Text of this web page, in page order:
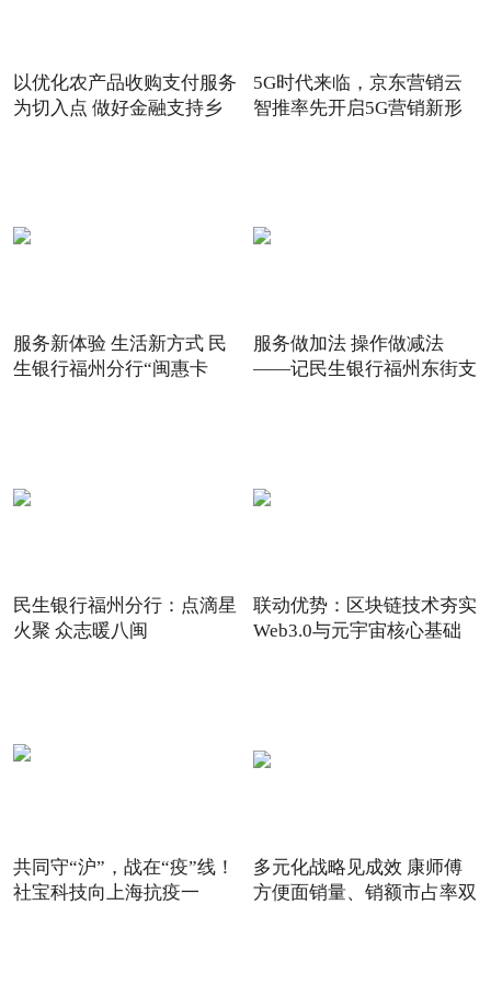
以优化农产品收购支付服务
为切入点 做好金融支持乡
5G时代来临，京东营销云
智推率先开启5G营销新形
服务新体验 生活新方式 民
生银行福州分行“闽惠卡
服务做加法 操作做减法
——记民生银行福州东街支
民生银行福州分行：点滴星
火聚 众志暖八闽
联动优势：区块链技术夯实
Web3.0与元宇宙核心基础
共同守“沪”，战在“疫”线！
社宝科技向上海抗疫一
多元化战略见成效 康师傅
方便面销量、销额市占率双